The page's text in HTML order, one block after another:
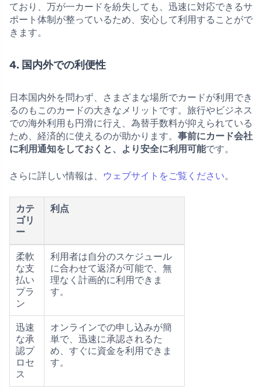
ており、万が一カードを紛失しても、迅速に対応できるサ
ポート体制が整っているため、安心して利用することがで
きます。
4. 国内外での利便性
日本国内外を問わず、さまざまな場所でカードが利用でき
るのもこのカードの大きなメリットです。旅行やビジネス
での海外利用も円滑に行え、為替手数料が抑えられている
ため、経済的に使えるのが助かります。 事前にカード会社
に利用通知をしておくと、より安全に利用可能です。
さらに詳しい情報は、 ウェブサイトをご覧ください。
カテ
ゴリ
ー
利点
柔軟
な支
払い
プラ
ン
利用者は自分のスケジュール
に合わせて返済が可能で、無
理なく計画的に利用できま
す。
迅速
な承
認プ
ロセ
ス
オンラインでの申し込みが簡
単で、迅速に承認されるた
め、すぐに資金を利用できま
す。